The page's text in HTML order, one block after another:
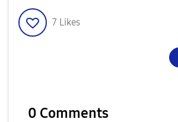
7 Likes
0 Comments